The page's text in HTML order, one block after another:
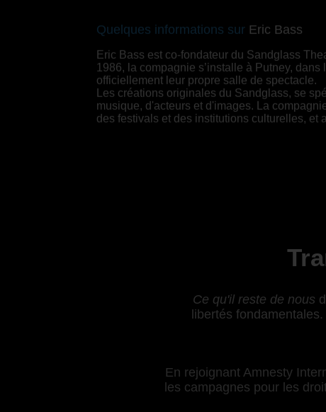
Quelques informations sur Eric Bass
Eric Bass est co-fondateur du Sandglass
1986, la compagnie s’installe à Putney,
officiellement leur propre salle de spectacle.
Les créations originales du Sandglass, se
musique, d'acteurs et d'images. La
des festivals et des institutions culturelles, et
Ce qu'il reste de nous
libertés
En rejoignant Amnesty
les campagnes pour les